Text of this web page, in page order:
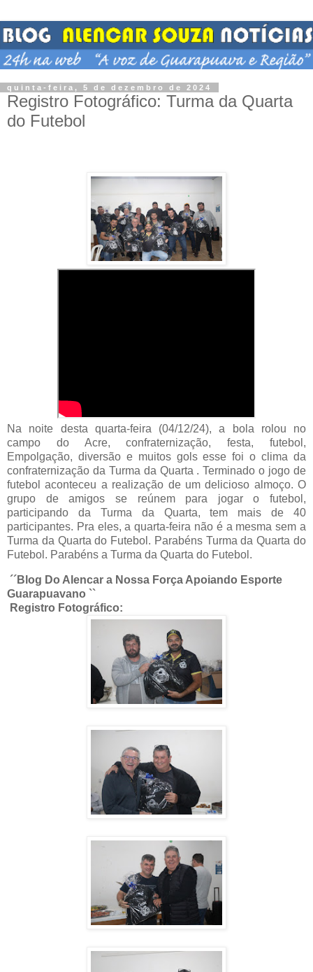
quinta-feira, 5 de dezembro de 2024
Registro Fotográfico: Turma da Quarta
do Futebol
Na noite desta quarta-feira (04/12/24), a bola rolou no
campo do Acre, confraternização, festa, futebol,
Empolgação, diversão e muitos gols esse foi o clima da
confraternização da Turma da Quarta . Terminado o jogo de
futebol aconteceu a realização de um delicioso almoço. O
grupo de amigos se reúnem para jogar o futebol,
participando da Turma da Quarta, tem mais de 40
participantes. Pra eles, a quarta-feira não é a mesma sem a
Turma da Quarta do Futebol. Parabéns Turma da Quarta do
Futebol. Parabéns a Turma da Quarta do Futebol.
´´Blog Do Alencar a Nossa Força Apoiando Esporte
Guarapuavano ``
Registro Fotográfico: